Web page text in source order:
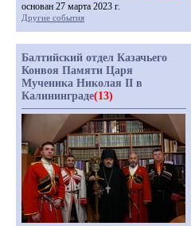
основан 27 марта 2023 г.
Другие события
Балтийский отдел Казачьего
Конвоя Памяти Царя
Мученика Николая II в
Калининграде(13)